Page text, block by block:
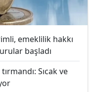
emeklilik hakkı
başladı
Sıcak ve